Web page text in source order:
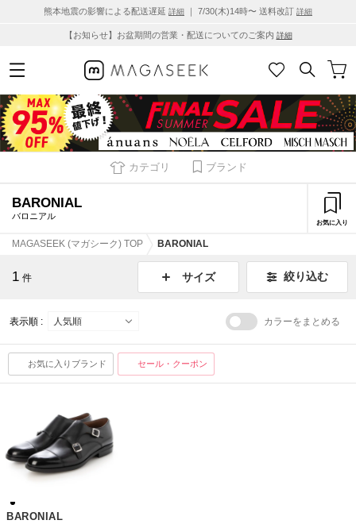
熊本地震の影響による配送遅延 詳細 ｜ 7/30(木)14時〜 送料改訂 詳細
【お知らせ】お盆期間の営業・配送についてのご案内 詳細
カテゴリ ブランド
BARONIAL
バロニアル
お気に入り
MAGASEEK (マガシーク) TOP BARONIAL
1 件 サイズ 絞り込む
表示順 : カラーをまとめる
お気に入りブランド セール・クーポン
BARONIAL